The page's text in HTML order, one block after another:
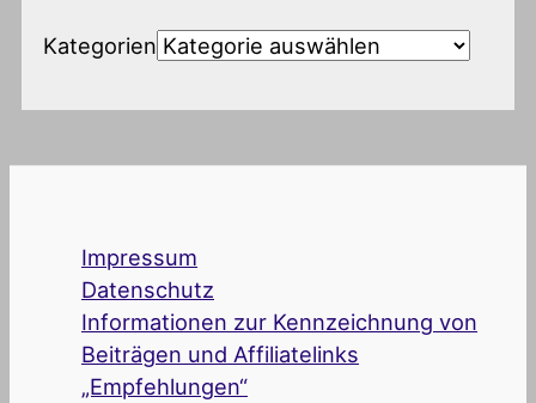
Kategorien
Impressum
Datenschutz
Informationen zur Kennzeichnung von
Beiträgen und Affiliatelinks
„Empfehlungen“